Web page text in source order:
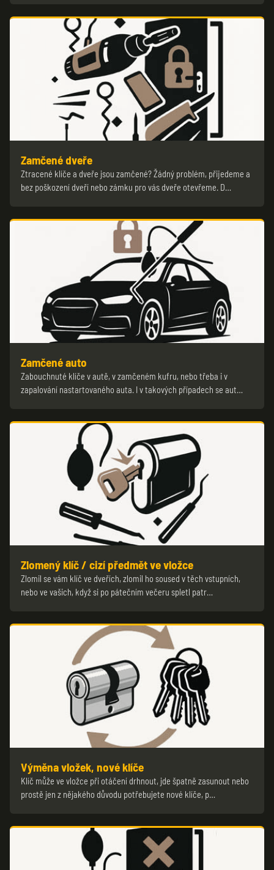
Zamčené dveře
Ztracené klíče a dveře jsou zamčené? Žádný problém, přijedeme a
bez poškození dveří nebo zámku pro vás dveře otevřeme. D…
Zamčené auto
Zabouchnuté klíče v autě, v zamčeném kufru, nebo třeba i v
zapalování nastartovaného auta. I v takových případech se aut…
Zlomený klíč / cizí předmět ve vložce
Zlomil se vám klíč ve dveřích, zlomil ho soused v těch vstupních,
nebo ve vašich, když si po pátečním večeru spletl patr…
Výměna vložek, nové klíče
Klíč může ve vložce při otáčení drhnout, jde špatně zasunout nebo
prostě jen z nějakého důvodu potřebujete nové klíče, p…